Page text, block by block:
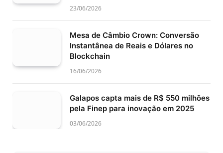
23/06/2026
Mesa de Câmbio Crown: Conversão
Instantânea de Reais e Dólares no
Blockchain
16/06/2026
Galapos capta mais de R$ 550 milhões
pela Finep para inovação em 2025
03/06/2026